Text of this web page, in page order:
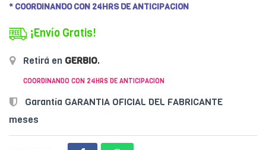
* COORDINANDO CON 24HRS DE ANTICIPACION
¡Envío Gratis!
Retirá en GERBIO.
COORDINANDO CON 24HRS DE ANTICIPACION
Garantía GARANTIA OFICIAL DEL FABRICANTE
meses